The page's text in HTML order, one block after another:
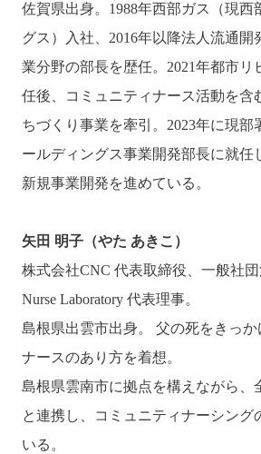
佐賀県出身。1988年西部ガス（現西
グス）入社、2016年以降法人流通開
業分野の部長を歴任。2021年都市リ
任後、コミュニティナース活動を含
ちづくり事業を牽引。2023年に現部
ールディングス事業開発部長に就任
新規事業開発を進めている。
矢田 明子（やた あきこ）
株式会社CNC 代表取締役、一般社団
Nurse Laboratory 代表理事。
島根県出雲市出身。 父の死をきっか
ナースのあり方を着想。
島根県雲南市に拠点を構えながら、
と連携し、コミュニティナーシング
いる。